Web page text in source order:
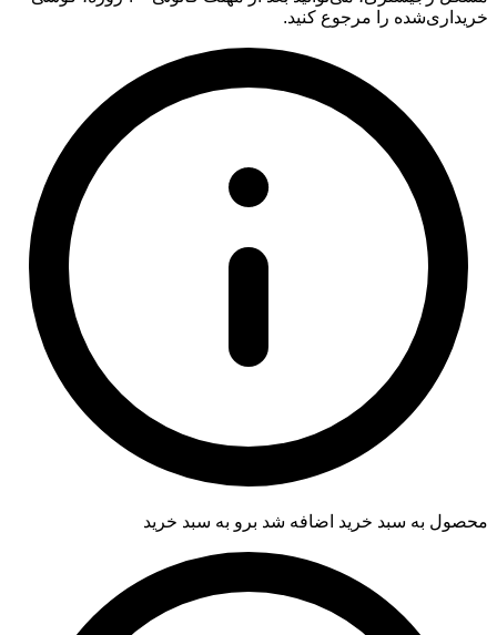
خریداری‌شده را مرجوع کنید.
محصول به سبد خرید اضافه شد برو به سبد خرید